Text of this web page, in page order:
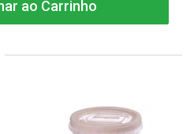
ao Carrinho